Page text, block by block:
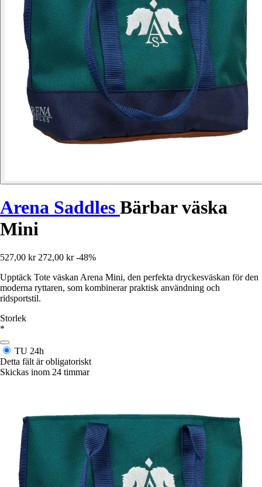
Arena Saddles Bärbar väska
Mini
527,00 kr 272,00 kr -48%
Upptäck Tote väskan Arena Mini, den perfekta dryckesväskan för den
moderna ryttaren, som kombinerar praktisk användning och
ridsportstil.
Storlek
*
TU 24h
Detta fält är obligatoriskt
Skickas inom 24 timmar